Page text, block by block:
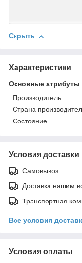
Скрыть
Характеристики
Основные атрибуты
Производитель
Страна
Состояние
Условия доставки
Самовывоз
Доставка нашим
Транспортная
Все условия
Условия оплаты